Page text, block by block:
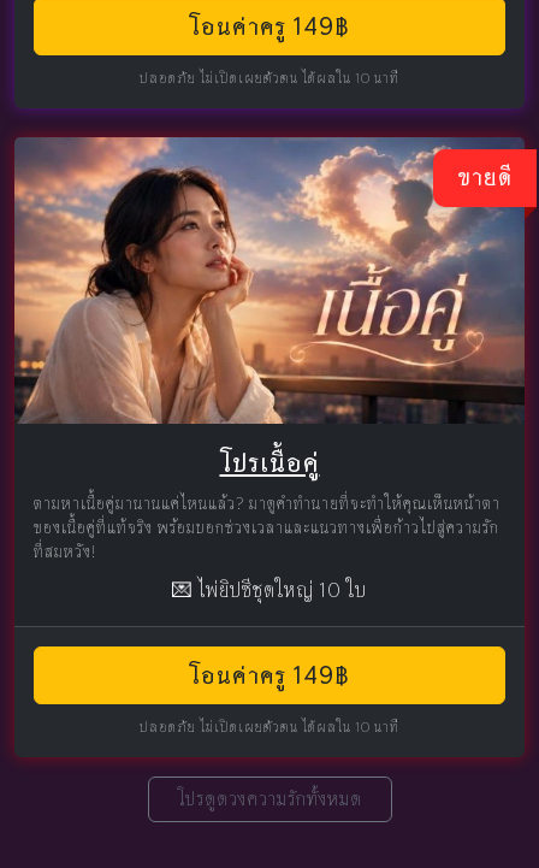
โอนค่าครู 149฿
ปลอดภัย ไม่เปิดเผยตัวตน ได้ผลใน 10 นาที
ขายดี
โปรเนื้อคู่
ตามหาเนื้อคู่มานานแค่ไหนแล้ว? มาดูคำทำนายที่จะทำให้คุณเห็นหน้าตา
ของเนื้อคู่ที่แท้จริง พร้อมบอกช่วงเวลาและแนวทางเพื่อก้าวไปสู่ความรัก
ที่สมหวัง!
💌 ไพ่ยิปซีชุดใหญ่ 10 ใบ
โอนค่าครู 149฿
ปลอดภัย ไม่เปิดเผยตัวตน ได้ผลใน 10 นาที
โปรดูดวงความรักทั้งหมด